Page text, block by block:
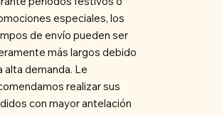
especiales, los
de envío pueden ser
más largos debido
alta demanda. Le
realizar sus
con mayor antelación